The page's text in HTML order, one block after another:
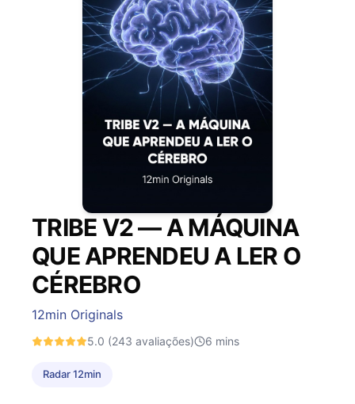
TRIBE V2 — A MÁQUINA
QUE APRENDEU A LER O
CÉREBRO
12min Originals
5.0 (243 avaliações) 6 mins
Radar 12min